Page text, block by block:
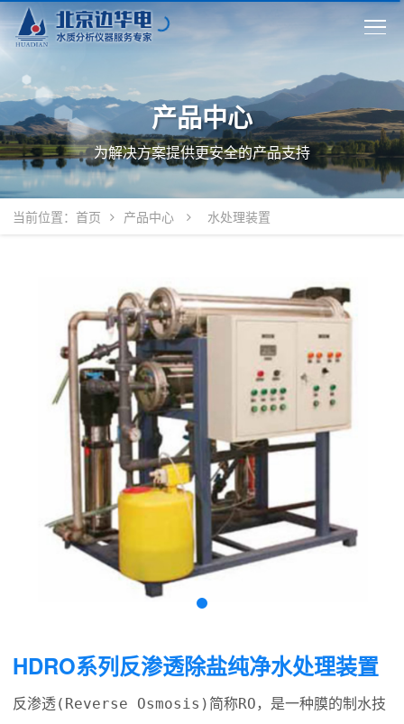
为解决方案提供更安全的产品支持
产品中心
当前位置： 首页 产品中心 水处理装置
HDRO系列反渗透除盐纯净水处理装置
反渗透(Reverse Osmosis)简称RO，是一种膜的制水技